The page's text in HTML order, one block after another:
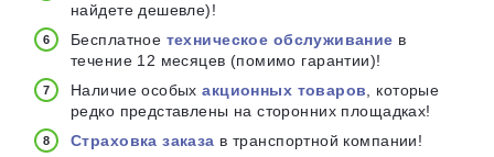
найдете дешевле)!
Бесплатное техническое обслуживание в
течение 12 месяцев (помимо гарантии)!
Наличие особыхакционных товаров , которые
редко представлены на сторонних площадках!
Страховка заказа в транспортной компании!